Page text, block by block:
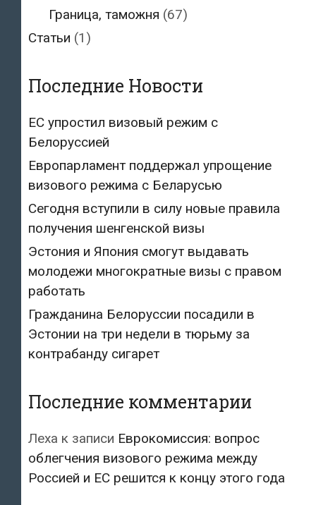
Граница, таможня (67)
Статьи (1)
Последние Новости
ЕС упростил визовый режим с
Белоруссией
Европарламент поддержал упрощение
визового режима с Беларусью
Сегодня вступили в силу новые правила
получения шенгенской визы
Эстония и Япония смогут выдавать
молодежи многократные визы с правом
работать
Гражданина Белоруссии посадили в
Эстонии на три недели в тюрьму за
контрабанду сигарет
Последние комментарии
Леха к записи Еврокомиссия: вопрос
облегчения визового режима между
Россией и ЕС решится к концу этого года